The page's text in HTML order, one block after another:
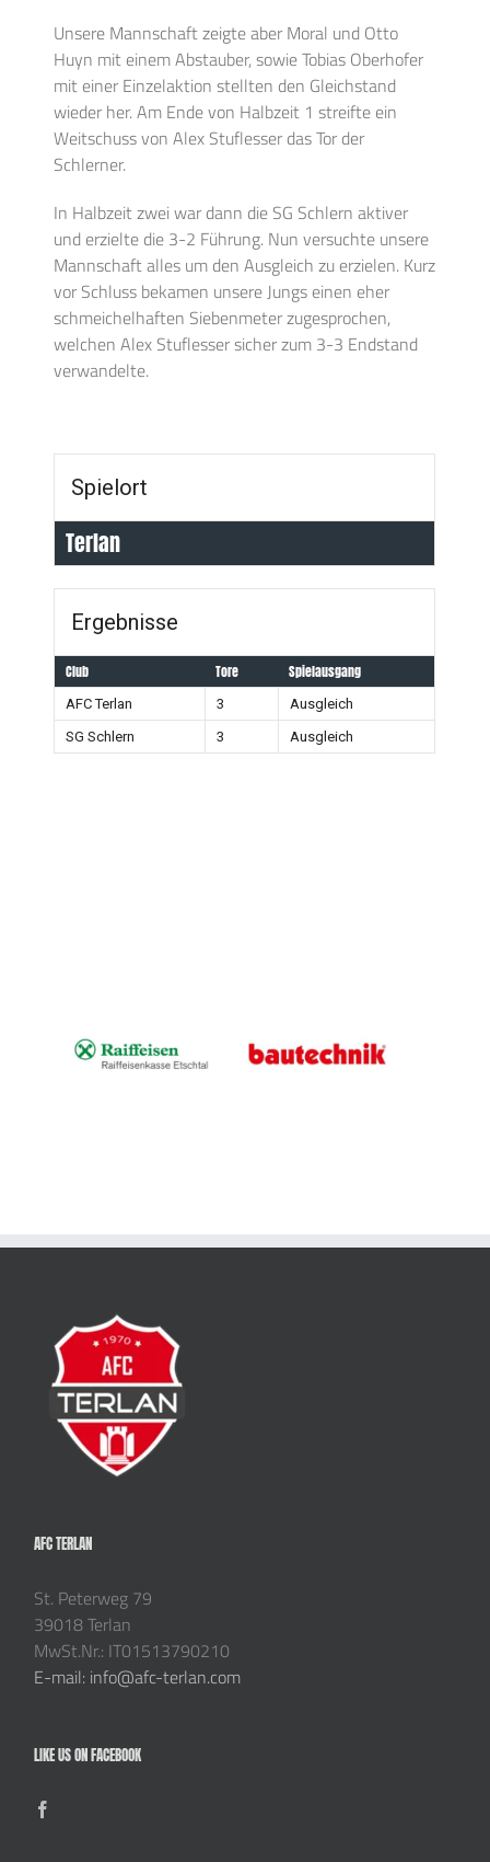
Unsere Mannschaft zeigte aber Moral und Otto
Huyn mit einem Abstauber, sowie Tobias Oberhofer
mit einer Einzelaktion stellten den Gleichstand
wieder her. Am Ende von Halbzeit 1 streifte ein
Weitschuss von Alex Stuflesser das Tor der
Schlerner.
In Halbzeit zwei war dann die SG Schlern aktiver
und erzielte die 3-2 Führung. Nun versuchte unsere
Mannschaft alles um den Ausgleich zu erzielen. Kurz
vor Schluss bekamen unsere Jungs einen eher
schmeichelhaften Siebenmeter zugesprochen,
welchen Alex Stuflesser sicher zum 3-3 Endstand
verwandelte.
Spielort
Terlan
Ergebnisse
Club Tore Spielausgang
AFC Terlan 3
Ausgleich
SG Schlern
3 Ausgleich
AFC TERLAN
St. Peterweg 79
39018 Terlan
MwSt.Nr.: IT01513790210
E-mail: info@afc-terlan.com
LIKE US ON FACEBOOK